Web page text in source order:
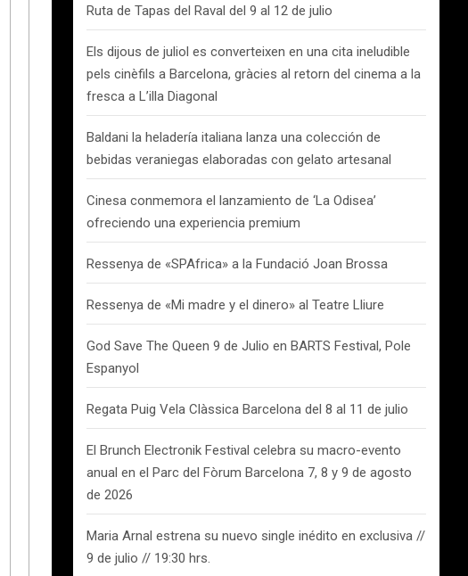
Ruta de Tapas del Raval del 9 al 12 de julio
Els dijous de juliol es converteixen en una cita ineludible
pels cinèfils a Barcelona, gràcies al retorn del cinema a la
fresca a L’illa Diagonal
Baldani la heladería italiana lanza una colección de
bebidas veraniegas elaboradas con gelato artesanal
Cinesa conmemora el lanzamiento de ‘La Odisea’
ofreciendo una experiencia premium
Ressenya de «SPAfrica» a la Fundació Joan Brossa
Ressenya de «Mi madre y el dinero» al Teatre Lliure
God Save The Queen 9 de Julio en BARTS Festival, Pole
Espanyol
Regata Puig Vela Clàssica Barcelona del 8 al 11 de julio
El Brunch Electronik Festival celebra su macro-evento
anual en el Parc del Fòrum Barcelona 7, 8 y 9 de agosto
de 2026
Maria Arnal estrena su nuevo single inédito en exclusiva //
9 de julio // 19:30 hrs.